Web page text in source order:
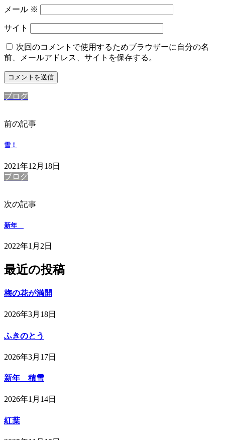
メール ※
サイト
次回のコメントで使用するためブラウザーに自分の名
前、メールアドレス、サイトを保存する。
ブログ
前の記事
雪！
2021年12月18日
ブログ
次の記事
新年
2022年1月2日
最近の投稿
梅の花が満開
2026年3月18日
ふきのとう
2026年3月17日
新年 積雪
2026年1月14日
紅葉